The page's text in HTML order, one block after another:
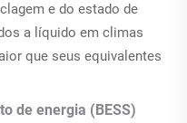
e do estado de
a líquido em climas
que seus equivalentes
de energia (BESS)